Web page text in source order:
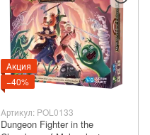
Акция
−40%
Артикул: POL0133
Dungeon Fighter in the